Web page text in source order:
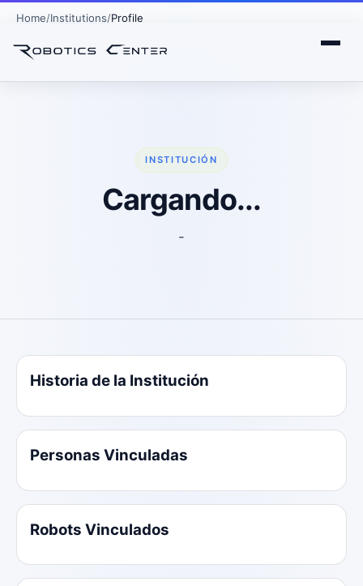
Home Institutions Profile
INSTITUCIÓN
Cargando...
-
Historia de la Institución
Personas Vinculadas
Robots Vinculados